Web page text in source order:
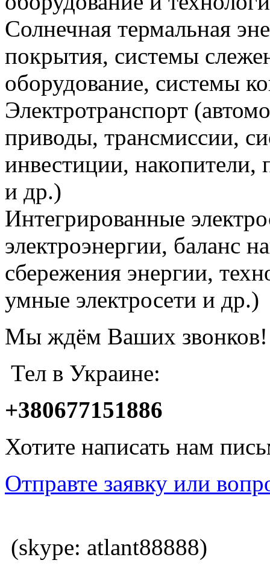
Солнечная термальная
покрытия, системы
оборудование, системы
Электротранспорт
приводы, трансмиссии,
инвестиции, накопители,
и др.)
Интегрированные
электроэнергии, баланс
сбережения энергии,
умные электросети и др.)
Мы ждём Ваших звонков!
Тел в Украине:
+380677151886
Хотите написать нам
Отправте заявку или
(skype: atlant88888)